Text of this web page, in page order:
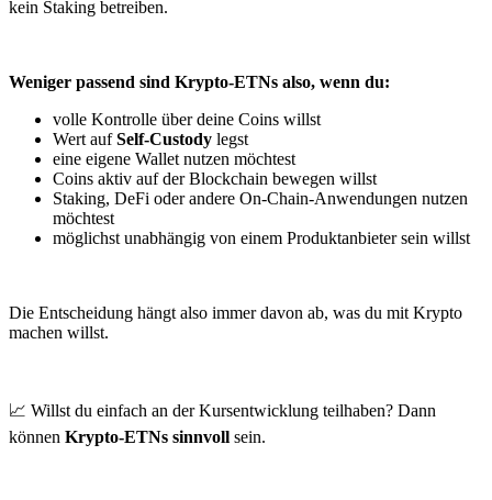
kein Staking betreiben.
Weniger passend sind Krypto-ETNs also, wenn du:
volle Kontrolle über deine Coins willst
Wert aufSelf-Custody legst
eine eigene Wallet nutzen möchtest
Coins aktiv auf der Blockchain bewegen willst
Staking, DeFi oder andere On-Chain-Anwendungen nutzen
möchtest
möglichst unabhängig von einem Produktanbieter sein willst
Die Entscheidung hängt also immer davon ab, was du mit Krypto
machen willst.
📈 Willst du einfach an der Kursentwicklung teilhaben? Dann
können Krypto-ETNs sinnvoll sein.